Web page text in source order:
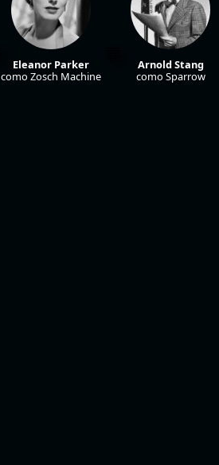
Eleanor Parker
como Zosch Machine
Arnold Stang
como Sparrow